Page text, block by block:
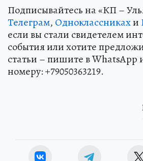
Подписывайтесь на «КП –
Телеграм, Одноклассникахи
если вы стали свидетелем
события или хотите
статьи – пишите в WhatsApp
номеру: +79050363219.